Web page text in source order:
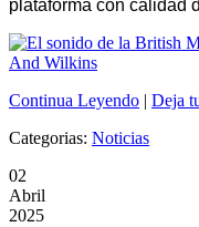
plataforma con calidad
Continua Leyendo | Deja
Categorias: Noticias
02
Abril
2025